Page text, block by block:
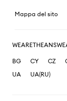
Mappa del sito
BG CY CZ
UA
UA(RU)